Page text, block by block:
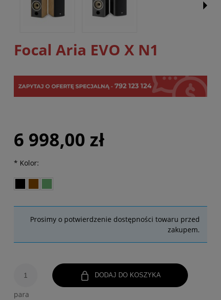
Focal Aria EVO X N1
6 998,00 zł
* Kolor:
Prosimy o potwierdzenie dostępności towaru przed
zakupem.
para
DODAJ DO KOSZYKA